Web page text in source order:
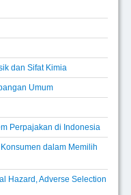
dan Sifat Kimia
Umum
Perpajakan di Indonesia
dalam Memilih
Hazard, Adverse Selection